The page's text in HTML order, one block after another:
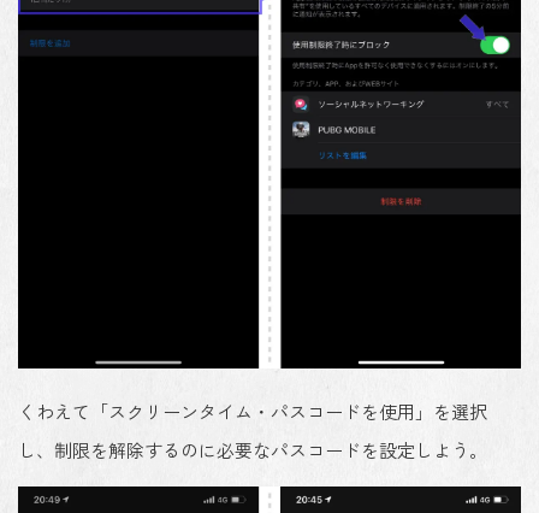
くわえて「スクリーンタイム・パスコードを使用」を選択
し、制限を解除するのに必要なパスコードを設定しよう。